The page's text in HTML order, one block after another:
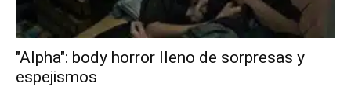
"Alpha": body horror lleno de sorpresas y
espejismos